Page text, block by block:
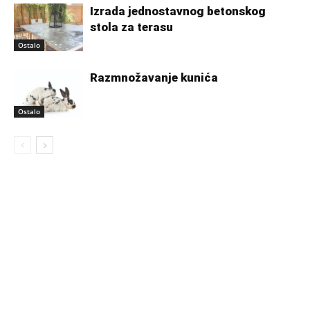
Ostalo
Izrada jednostavnog betonskog
stola za terasu
Ostalo
Razmnožavanje kunića